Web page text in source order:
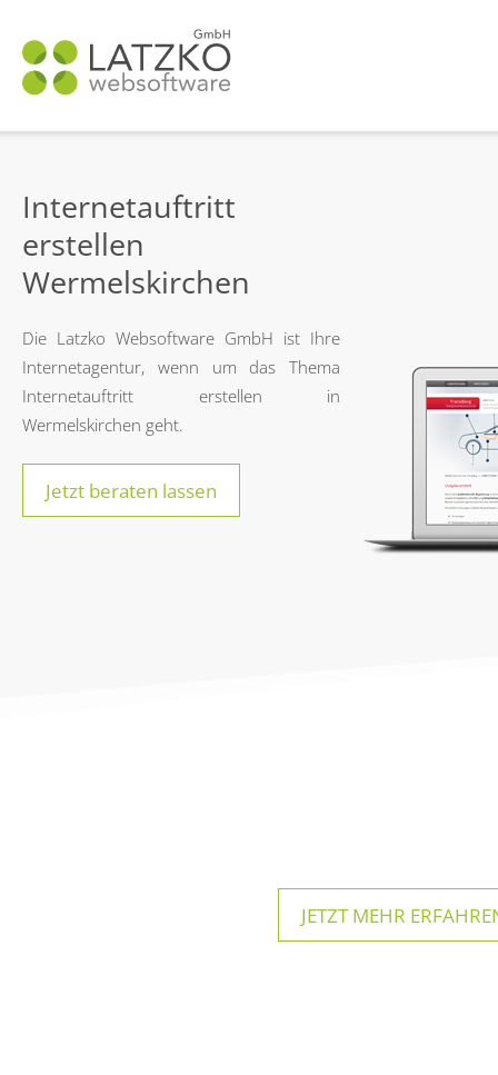
Internetauftritt
erstellen
Wermelskirchen
Die Latzko Websoftware GmbH ist Ihre
Internetagentur, wenn um das Thema
Internetauftritt erstellen in
Wermelskirchen geht.
Jetzt beraten lassen
JETZT MEHR